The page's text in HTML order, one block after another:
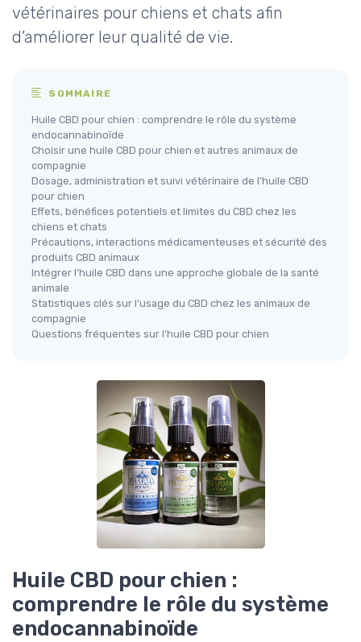
vétérinaires pour chiens et chats afin
d’améliorer leur qualité de vie.
SOMMAIRE
Huile CBD pour chien : comprendre le rôle du système
endocannabinoïde
Choisir une huile CBD pour chien et autres animaux de
compagnie
Dosage, administration et suivi vétérinaire de l’huile CBD
pour chien
Effets, bénéfices potentiels et limites du CBD chez les
chiens et chats
Précautions, interactions médicamenteuses et sécurité des
produits CBD animaux
Intégrer l’huile CBD dans une approche globale de la santé
animale
Statistiques clés sur l’usage du CBD chez les animaux de
compagnie
Questions fréquentes sur l’huile CBD pour chien
Huile CBD pour chien :
comprendre le rôle du système
endocannabinoïde